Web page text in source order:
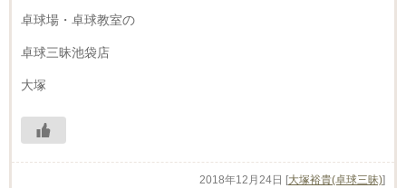
卓球場・卓球教室の
卓球三昧池袋店
大塚
2018年12月24日 [大塚裕貴(卓球三昧)]